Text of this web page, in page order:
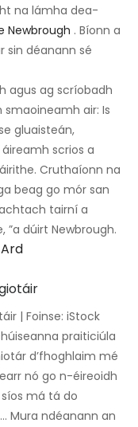
na lámha dea-
Newbrough . Bíonn a
sin déanann sé
agus ag scríobadh
air: Is
gluaisteán,
scrios a
Cruthaíonn na
beag go mór san
tairní a
dúirt Newbrough.
| Foinse: iStock
praiticiúla
d’fhoghlaim mé
nó go n-éireoidh
má tá do
Mura ndéanann an